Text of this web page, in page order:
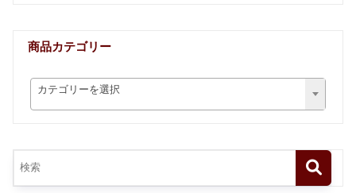
商品カテゴリー
カテゴリーを選択